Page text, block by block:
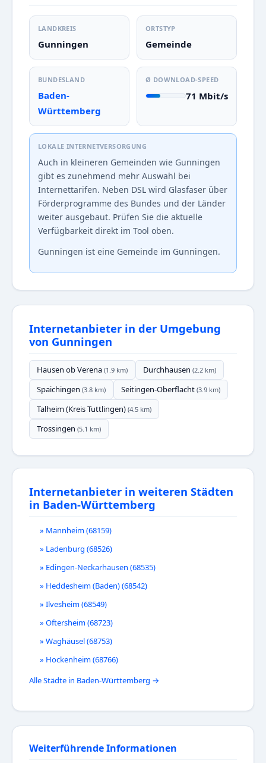
LANDKREIS
Gunningen
ORTSTYP
Gemeinde
BUNDESLAND
Baden-
Württemberg
Ø DOWNLOAD-SPEED
71 Mbit/s
LOKALE INTERNETVERSORGUNG
Auch in kleineren Gemeinden wie Gunningen
gibt es zunehmend mehr Auswahl bei
Internettarifen. Neben DSL wird Glasfaser über
Förderprogramme des Bundes und der Länder
weiter ausgebaut. Prüfen Sie die aktuelle
Verfügbarkeit direkt im Tool oben.
Gunningen ist eine Gemeinde im Gunningen.
Internetanbieter in der Umgebung
von Gunningen
Hausen ob Verena (1.9 km) Durchhausen (2.2 km)
Spaichingen (3.8 km) Seitingen-Oberflacht (3.9 km)
Talheim (Kreis Tuttlingen) (4.5 km)
Trossingen (5.1 km)
Internetanbieter in weiteren Städten
in Baden-Württemberg
» Mannheim (68159)
» Ladenburg (68526)
» Edingen-Neckarhausen (68535)
» Heddesheim (Baden) (68542)
» Ilvesheim (68549)
» Oftersheim (68723)
» Waghäusel (68753)
» Hockenheim (68766)
Alle Städte in Baden-Württemberg →
Weiterführende Informationen